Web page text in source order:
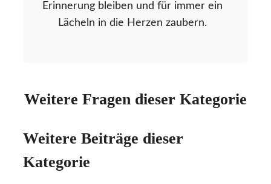
Erinnerung bleiben und für immer ein
Lächeln in die Herzen zaubern.
Weitere Fragen dieser Kategorie
Weitere Beiträge dieser
Kategorie